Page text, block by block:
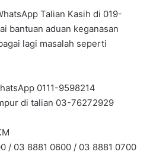
Talian Kasih di 019-
bantuan aduan keganasan
lagi masalah seperti
0111-9598214
di talian 03-76272929
/ 03 8881 0600 / 03 8881 0700